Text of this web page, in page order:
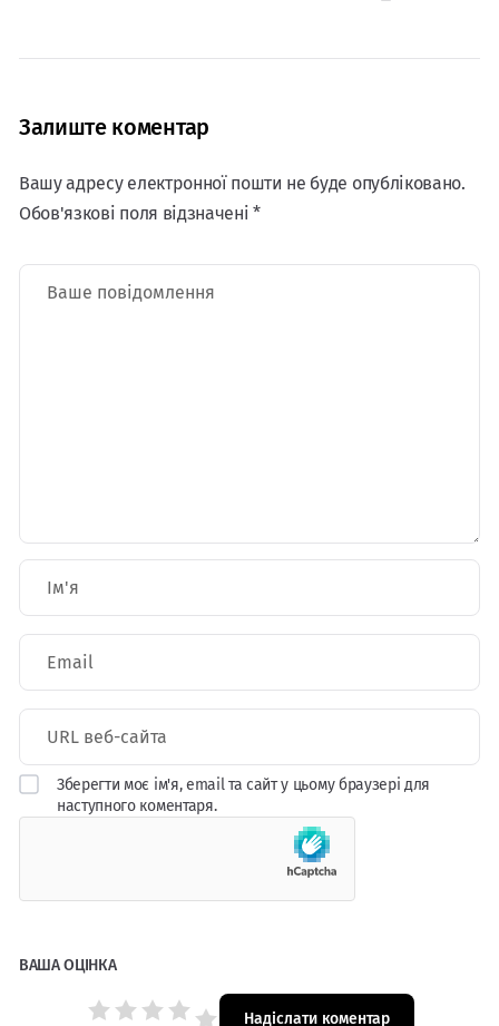
Залиште коментар
Вашу адресу електронної пошти не буде опубліковано.
Обов'язкові поля відзначені *
Зберегти моє ім'я, email та сайт у цьому браузері для
наступного коментаря.
ВАША ОЦІНКА